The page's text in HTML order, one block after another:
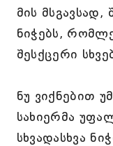
მის
ნიჭებს,
შესქცერი
ნუ ვიქნებით
სახიერმა
სხვადასხვა